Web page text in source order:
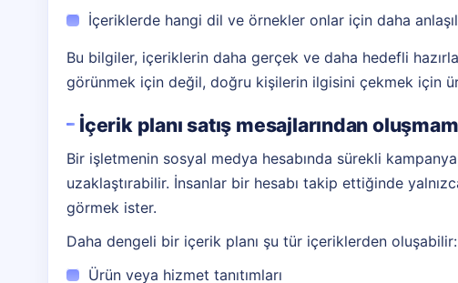
İçeriklerde hangi dil ve örnekler onlar için daha
Bu bilgiler, içeriklerin daha gerçek ve daha hedefli
görünmek için değil, doğru kişilerin ilgisini çekmek için
İçerik planı satış mesajlarından
Bir işletmenin sosyal medya hesabında sürekli
uzaklaştırabilir. İnsanlar bir hesabı takip ettiğinde
görmek ister.
Daha dengeli bir içerik planı şu tür içeriklerden oluşabilir:
Ürün veya hizmet tanıtımları